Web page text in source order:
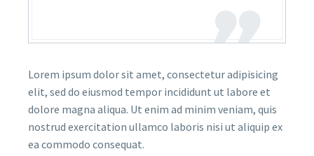
Lorem ipsum dolor sit amet, consectetur adipisicing
elit, sed do eiusmod tempor incididunt ut labore et
dolore magna aliqua. Ut enim ad minim veniam, quis
nostrud exercitation ullamco laboris nisi ut aliquip ex
ea commodo consequat.